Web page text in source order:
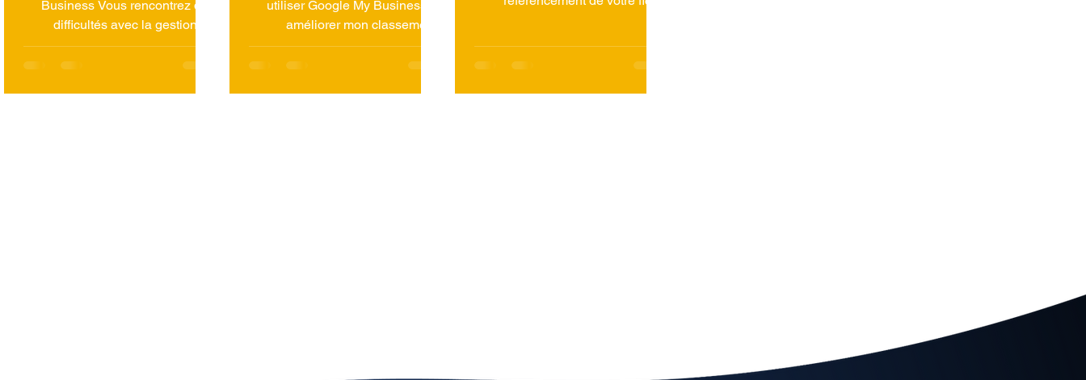
Business Vous rencontrez des
difficultés avec la gestion de
votre fiche Google Business
Profile ? Vous n'êtes...
utiliser Google My Business et
améliorer mon classement,
référencement sur Google rédigé
par un spécialiste Googl